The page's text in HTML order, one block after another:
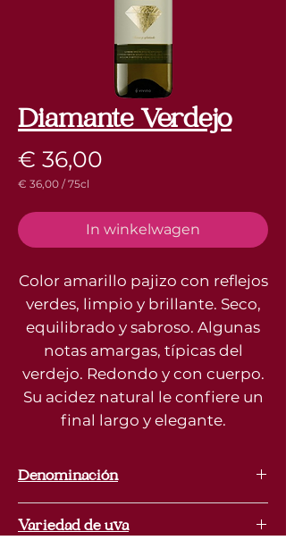
Diamante Verdejo
€ 36,00
€ 36,00 /75cl
per
75
Centiliters
In winkelwagen
Color amarillo pajizo con reflejos
verdes, limpio y brillante. Seco,
equilibrado y sabroso. Algunas
notas amargas, típicas del
verdejo. Redondo y con cuerpo.
Su acidez natural le confiere un
final largo y elegante.
Denominación
Variedad de uva